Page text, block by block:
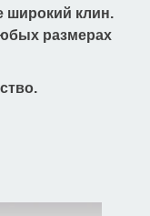
широкий клин.
размерах